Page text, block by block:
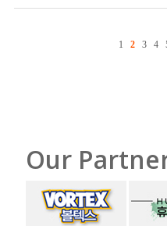
1 2 3 4
Our